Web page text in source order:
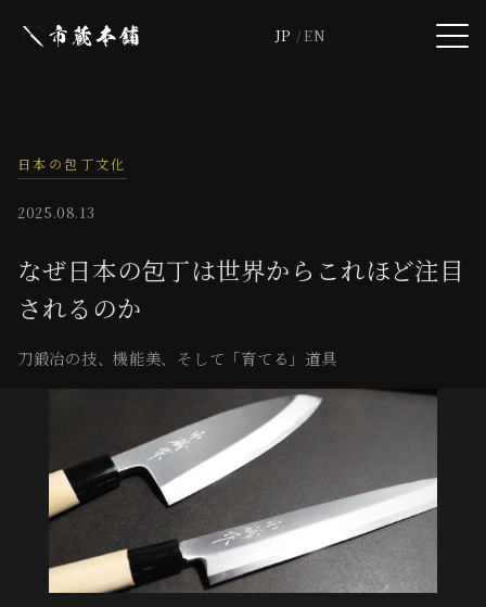
JP EN
日本の包丁文化
2025.08.13
なぜ日本の包丁は世界からこれほど注目
されるのか
刀鍛冶の技、機能美、そして「育てる」道具